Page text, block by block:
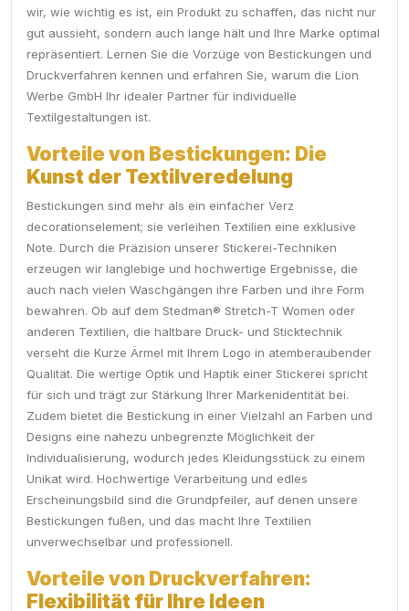
wir, wie wichtig es ist, ein Produkt zu schaffen, das nicht nur
gut aussieht, sondern auch lange hält und Ihre Marke optimal
repräsentiert. Lernen Sie die Vorzüge von Bestickungen und
Druckverfahren kennen und erfahren Sie, warum die Lion
Werbe GmbH Ihr idealer Partner für individuelle
Textilgestaltungen ist.
Vorteile von Bestickungen: Die
Kunst der Textilveredelung
Bestickungen sind mehr als ein einfacher Verz
decorationselement; sie verleihen Textilien eine exklusive
Note. Durch die Präzision unserer Stickerei-Techniken
erzeugen wir langlebige und hochwertige Ergebnisse, die
auch nach vielen Waschgängen ihre Farben und ihre Form
bewahren. Ob auf dem Stedman® Stretch-T Women oder
anderen Textilien, die haltbare Druck- und Sticktechnik
verseht die Kurze Ärmel mit Ihrem Logo in atemberaubender
Qualität. Die wertige Optik und Haptik einer Stickerei spricht
für sich und trägt zur Stärkung Ihrer Markenidentität bei.
Zudem bietet die Bestickung in einer Vielzahl an Farben und
Designs eine nahezu unbegrenzte Möglichkeit der
Individualisierung, wodurch jedes Kleidungsstück zu einem
Unikat wird. Hochwertige Verarbeitung und edles
Erscheinungsbild sind die Grundpfeiler, auf denen unsere
Bestickungen fußen, und das macht Ihre Textilien
unverwechselbar und professionell.
Vorteile von Druckverfahren:
Flexibilität für Ihre Ideen